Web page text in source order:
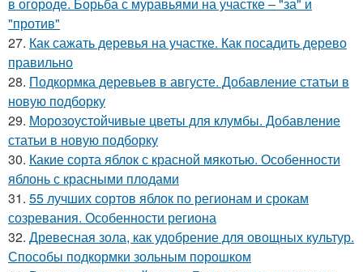
"против"
27. Как сажать деревья на участке. Как посадить дерево
правильно
28. Подкормка деревьев в августе. Добавление статьи в
новую подборку
29. Морозоустойчивые цветы для клумбы. Добавление
статьи в новую подборку
30. Какие сорта яблок с красной мякотью. Особенности
яблонь с красными плодами
31. 55 лучших сортов яблок по регионам и срокам
созревания. Особенности региона
32. Древесная зола, как удобрение для овощных культур.
Способы подкормки зольным порошком